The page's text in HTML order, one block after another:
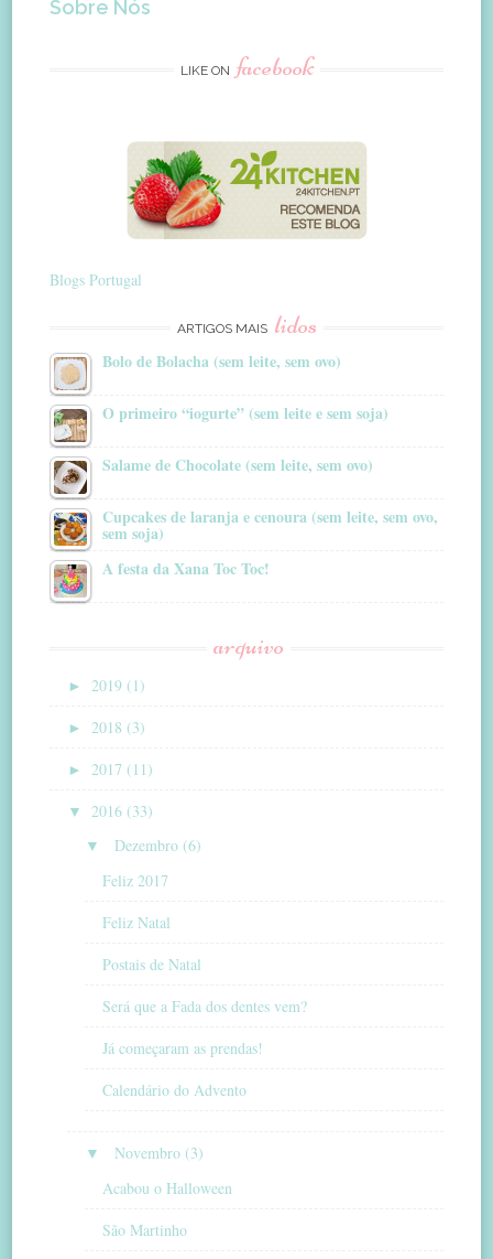
Sobre Nós
LIKE ON facebook
Blogs Portugal
ARTIGOS MAIS lidos
Bolo de Bolacha (sem leite, sem ovo)
O primeiro “iogurte” (sem leite e sem soja)
Salame de Chocolate (sem leite, sem ovo)
Cupcakes de laranja e cenoura (sem leite, sem ovo,
sem soja)
A festa da Xana Toc Toc!
arquivo
► 2019 (1)
► 2018 (3)
► 2017 (11)
▼ 2016 (33)
▼
Dezembro (6)
Feliz 2017
Feliz Natal
Postais de Natal
Será que a Fada dos dentes vem?
Já começaram as prendas!
Calendário do Advento
▼
Novembro (3)
Acabou o Halloween
São Martinho